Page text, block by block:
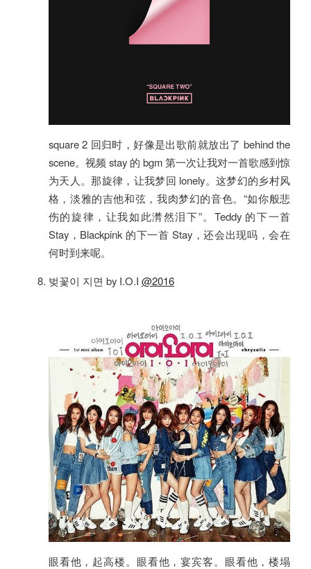
square 2 回归时，好像是出歌前就放出了 behind the
scene。视频 stay 的 bgm 第一次让我对一首歌感到惊
为天人。那旋律，让我梦回 lonely。这梦幻的乡村风
格，淡雅的吉他和弦，我肉梦幻的音色。“如你般悲
伤的旋律，让我如此潸然泪下”。Teddy 的下一首
Stay，Blackpink 的下一首 Stay，还会出现吗，会在
何时到来呢。
벚꽃이 지면 by I.O.I @2016
眼看他，起高楼。眼看他，宴宾客。眼看他，楼塌